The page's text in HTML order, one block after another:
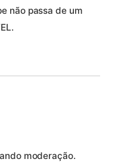
não passa de um
moderação.